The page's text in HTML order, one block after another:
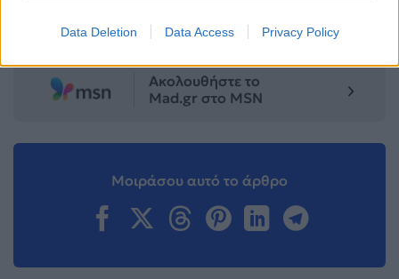
Data Deletion Data Access Privacy Policy
News
Ακολουθήστε το
Mad.gr στο MSN
Μοιράσου αυτό το άρθρο